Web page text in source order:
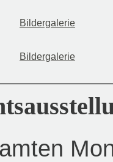
Bildergalerie
Bildergalerie